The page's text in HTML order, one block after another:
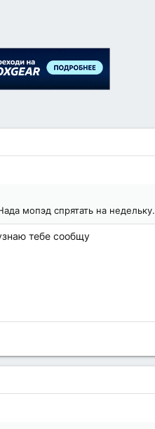
мопэд спрятать на недельку.
тебе сообщу